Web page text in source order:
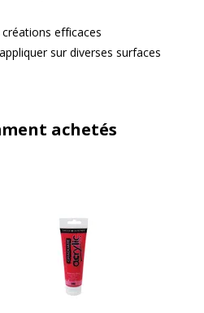
efficaces
sur diverses surfaces
achetés